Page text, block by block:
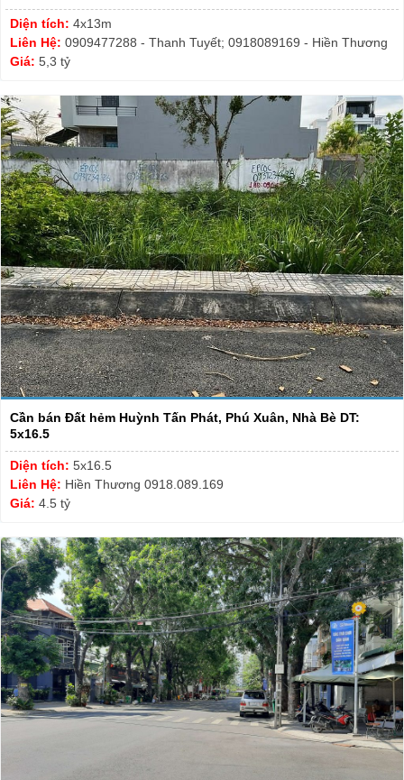
Diện tích: 4x13m
Liên Hệ: 0909477288 - Thanh Tuyết; 0918089169 - Hiền Thương
Giá: 5,3 tỷ
Cần bán Đất hẻm Huỳnh Tấn Phát, Phú Xuân, Nhà Bè DT:
5x16.5
Diện tích: 5x16.5
Liên Hệ: Hiền Thương 0918.089.169
Giá: 4.5 tỷ